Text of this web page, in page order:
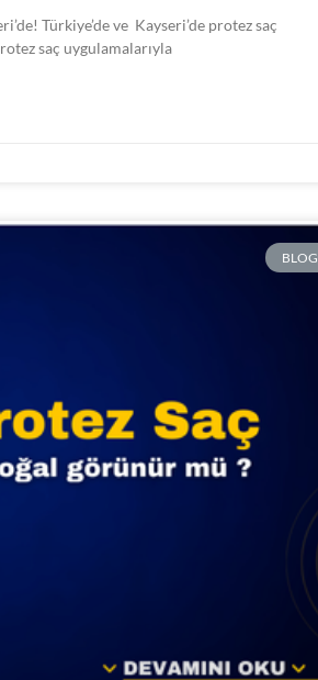
Türkiye’de ve Kayseri’de protez saç
saç uygulamalarıyla
BLOG